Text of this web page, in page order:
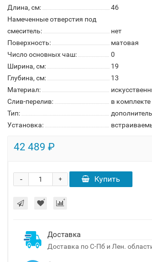
Длина, см:
46
Намеченные отверстия под
смеситель:
нет
Поверхность:
матовая
Число основных чаш:
0
Ширина, см:
19
Глубина, см:
13
Материал:
Слив-перелив:
в комплекте
Тип:
Установка:
42 489 ₽
+
- Купить
Доставка
Доставка по С-Пб и Лен.